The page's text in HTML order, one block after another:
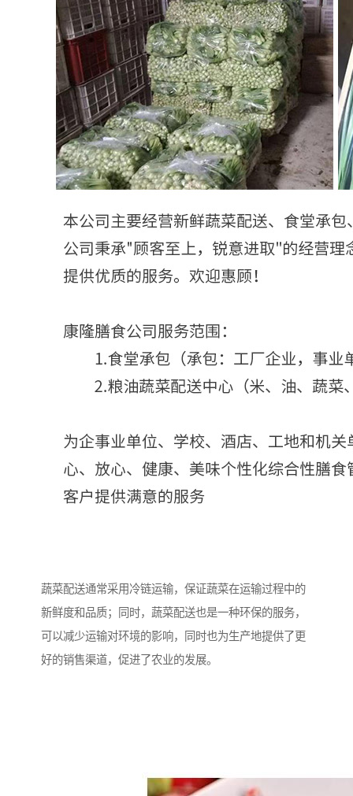
蔬菜配送通常采用冷链运输，保证蔬菜在运输过程中的
新鲜度和品质；同时，蔬菜配送也是一种环保的服务，
可以减少运输对环境的影响，同时也为生产地提供了更
好的销售渠道，促进了农业的发展。